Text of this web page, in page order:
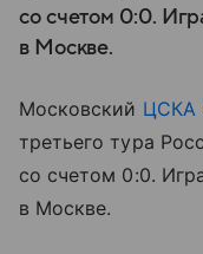
со счетом 0:0.
в Москве.
Московский ЦСКА
третьего тура
со счетом 0:0.
в Москве.